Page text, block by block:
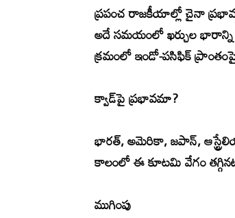
ప్రపంచ రాజకీయాల్లో చైనా ప్రభావం
అదే సమయంలో ఖర్చుల భారాన్ని
క్రమంలో ఇండో-పసిఫిక్
క్వాడ్‌పై ప్రభావమా?
భారత్, అమెరికా, జపాన్,
కాలంలో ఈ కూటమి వేగం
ముగింపు